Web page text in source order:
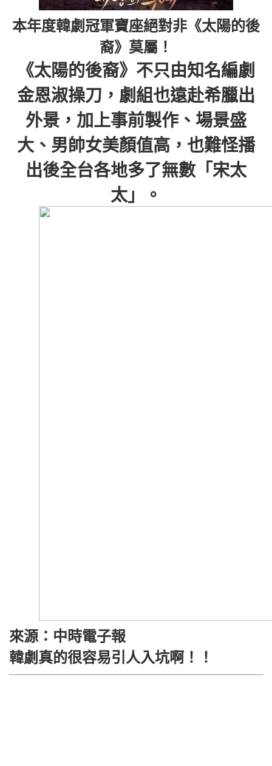
本年度韓劇冠軍寶座絕對非《太陽的後
裔》莫屬！
《太陽的後裔》不只由知名編劇
金恩淑操刀，劇組也遠赴希臘出
外景，加上事前製作、場景盛
大、男帥女美顏值高，也難怪播
出後全台各地多了無數「宋太
太」。
來源：中時電子報
韓劇真的很容易引人入坑啊！！